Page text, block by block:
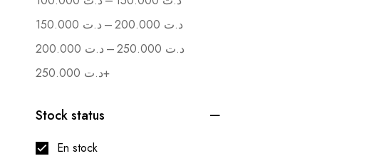
د.ت – د.ت
د.ت – د.ت
د.ت+
Stock status
En stock